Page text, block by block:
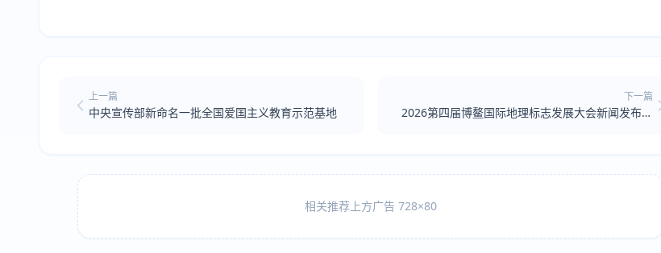
上一篇
中央宣传部新命名一批全国爱国主义教育示范基地
下一篇
2026第四届博鳌国际地理标志发展大会新闻发布会
相关推荐上方广告 728×80